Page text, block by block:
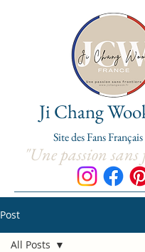
"Une passion
Ji Chang
Site desFans Franç
Post
All Posts